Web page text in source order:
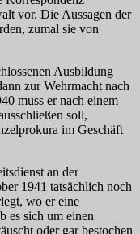
vor. Die Aussagen der
zumal sie von
Ausbildung
zur Wehrmacht nach
muss er nach einem
soll,
im Geschäft
an der
1941 tatsächlich noch
wo er eine
es sich um einen
oder gar bestochen